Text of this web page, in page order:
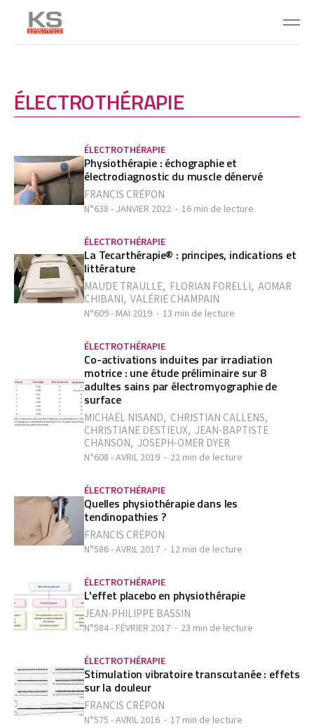
ÉLECTROTHÉRAPIE
ÉLECTROTHÉRAPIE
Physiothérapie : échographie et
électrodiagnostic du muscle dénervé
FRANCIS CRÉPON
N°638 - JANVIER 2022 16 min de lecture
ÉLECTROTHÉRAPIE
La Tecarthérapie® : principes, indications et
littérature
MAUDE TRAULLE, FLORIAN FORELLI, AOMAR
CHIBANI, VALÉRIE CHAMPAIN
N°609 - MAI 2019 13 min de lecture
ÉLECTROTHÉRAPIE
Co-activations induites par irradiation
motrice : une étude préliminaire sur 8
adultes sains par électromyographie de
surface
MICHAËL NISAND, CHRISTIAN CALLENS,
CHRISTIANE DESTIEUX, JEAN-BAPTISTE
CHANSON, JOSEPH-OMER DYER
N°608 - AVRIL 2019 22 min de lecture
ÉLECTROTHÉRAPIE
Quelles physiothérapie dans les
tendinopathies ?
FRANCIS CRÉPON
N°586 - AVRIL 2017 12 min de lecture
ÉLECTROTHÉRAPIE
L'effet placebo en physiothérapie
JEAN-PHILIPPE BASSIN
N°584 - FÉVRIER 2017 23 min de lecture
ÉLECTROTHÉRAPIE
Stimulation vibratoire transcutanée : effets
sur la douleur
FRANCIS CRÉPON
N°575 - AVRIL 2016 17 min de lecture